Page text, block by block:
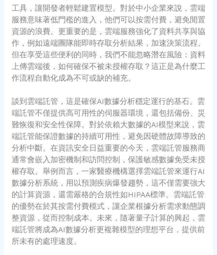
工具，讓開發者輕鬆建置模型。對於中小企業來說，雲端
服務意味著低門檻的進入，他們可以按需付費，避免閒置
資源的浪費。更重要的是，雲端服務強化了資料共享與協
作，例如遠端團隊能即時存取分析結果，加速決策流程。
但在享受這些便利的同時，我們不能忽略潛在風險：資料
上傳雲端後，如何確保不被未授權存取？這正是為什麼工
作流程自動化成為不可或缺的補充。
談到雲端託管，這是確保AI數據分析穩定運行的基石。雲
端託管不僅提供高可用性的伺服器環境，還包括備份、災
難恢復和安全性保障。對於依賴大數據的AI模型來說，雲
端託管能保證數據的持續可用性，避免因硬體故障導致的
分析中斷。在資訊安全日益重要的今天，雲端託管服務商
通常會嵌入加密機制和訪問控制，保護敏感數據免受未授
權存取。舉例而言，一家醫療機構選擇雲端託管來運行AI
數據分析系統，用以預測疾病爆發趨勢，這不僅需要強大
的計算資源，還需嚴格的合規性如HIPAA標準。雲端託管
的優勢在於其按需付費模式，讓企業根據分析需求動態調
整資源，從而控制成本。未來，隨著量子計算的興起，雲
端託管將成為AI數據分析更複雜模型的理想平台，提供前
所未有的處理速度。